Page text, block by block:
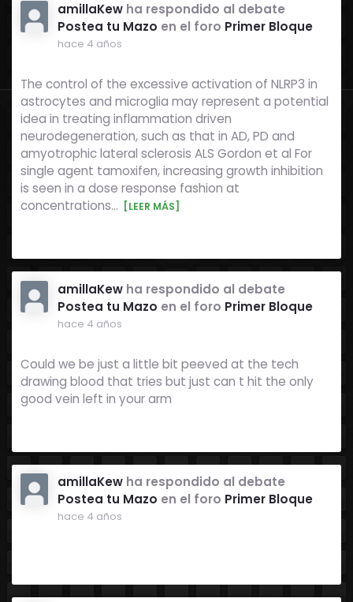
amillaKew ha respondido al debate
Postea tu Mazo en el foro Primer Bloque
hace 4 años
The control of the excessive activation of NLRP3 in
astrocytes and microglia may represent a potential
idea in treating inflammation driven
neurodegeneration, such as that in AD, PD and
amyotrophic lateral sclerosis ALS Gordon et al For
single agent tamoxifen, increasing growth inhibition
is seen in a dose response fashion at
concentrations… [LEER MÁS]
amillaKew ha respondido al debate
Postea tu Mazo en el foro Primer Bloque
hace 4 años
Could we be just a little bit peeved at the tech
drawing blood that tries but just can t hit the only
good vein left in your arm
amillaKew ha respondido al debate
Postea tu Mazo en el foro Primer Bloque
hace 4 años